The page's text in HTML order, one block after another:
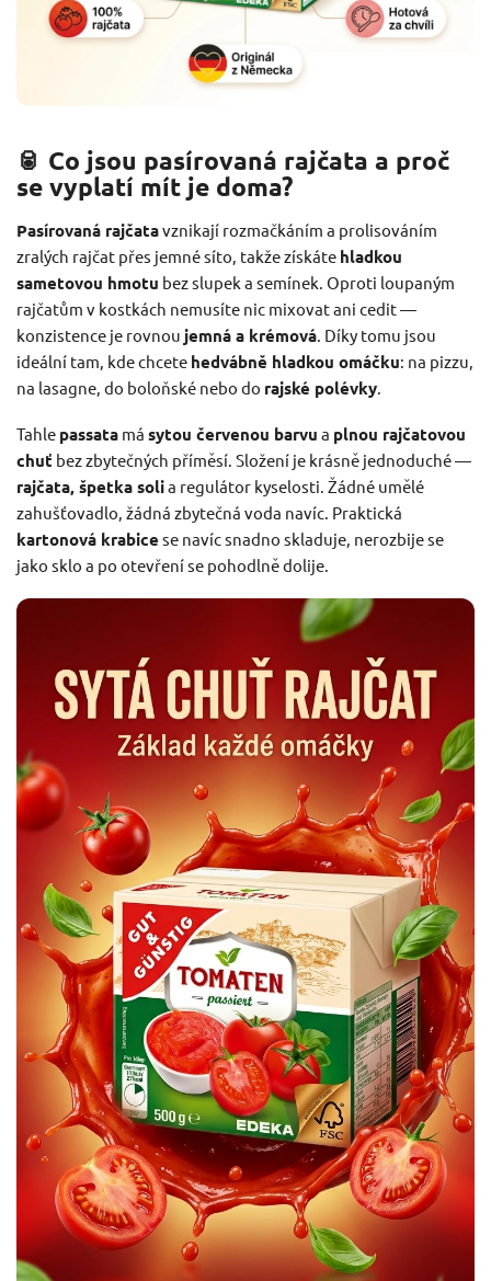
🥫 Co jsou pasírovaná rajčata a proč
se vyplatí mít je doma?
Pasírovaná rajčatavznikají rozmačkáním a prolisováním
zralých rajčat přes jemné síto, takže získáte hladkou
sametovou hmotu bez slupek a semínek. Oproti loupaným
rajčatům v kostkách nemusíte nic mixovat ani cedit —
konzistence je rovnou jemná a krémová. Díky tomu jsou
ideální tam, kde chcete hedvábně hladkou omáčku: na pizzu,
na lasagne, do boloňské nebo do rajské polévky.
Tahle passata má sytou červenou barvu a plnou rajčatovou
chuť bez zbytečných příměsí. Složení je krásně jednoduché —
rajčata, špetka solia regulátor kyselosti. Žádné umělé
zahušťovadlo, žádná zbytečná voda navíc. Praktická
kartonová krabice se navíc snadno skladuje, nerozbije se
jako sklo a po otevření se pohodlně dolije.